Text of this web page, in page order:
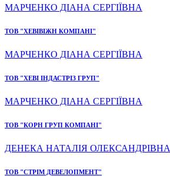
МАРЧЕНКО ДІАНА СЕРГІЇВНА
ТОВ "ХЕВІВІЖН КОМПАНІ"
МАРЧЕНКО ДІАНА СЕРГІЇВНА
ТОВ "ХЕВІ ІНДАСТРІЗ ГРУП"
МАРЧЕНКО ДІАНА СЕРГІЇВНА
ТОВ "КОРН ГРУП КОМПАНІ"
ДЕНЕКА НАТАЛІЯ ОЛЕКСАНДРІВНА
ТОВ "СТРІМ ДЕВЕЛОПМЕНТ"